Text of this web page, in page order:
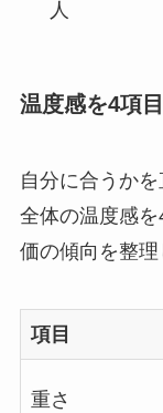
人
温度感を4項
自分に合うか
全体の温度感
価の傾向を整理
項目
重さ